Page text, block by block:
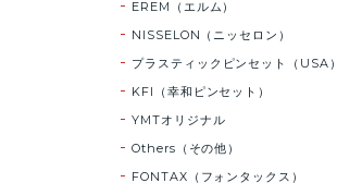
EREM（エルム）
NISSELON（ニッセロン）
プラスティックピンセット（USA）
KFI（幸和ピンセット）
YMTオリジナル
Others（その他）
FONTAX（フォンタックス）